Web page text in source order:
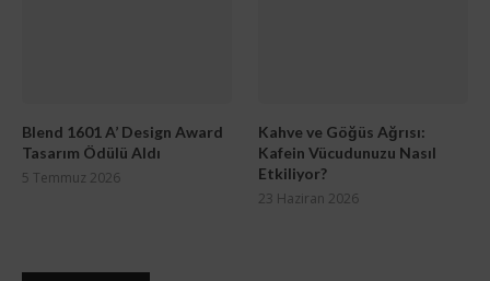
Blend 1601 A’ Design Award
Tasarım Ödülü Aldı
5 Temmuz 2026
Kahve ve Göğüs Ağrısı:
Kafein Vücudunuzu Nasıl
Etkiliyor?
23 Haziran 2026